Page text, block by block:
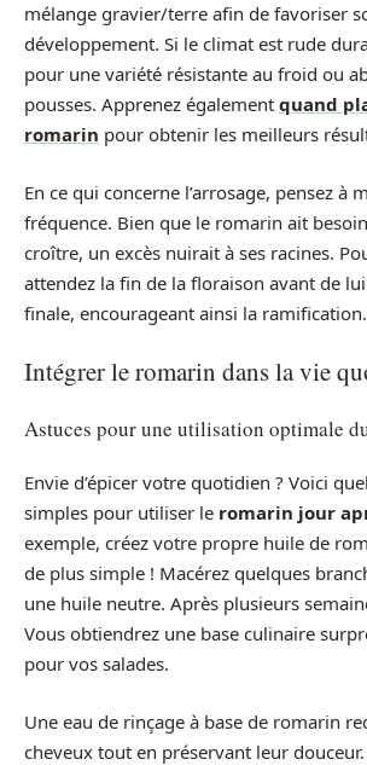
mélange gravier/terre afin de favoriser
développement. Si le climat est rude
pour une variété résistante au froid ou
pousses. Apprenez également quand
romarin pour obtenir les meilleurs
En ce qui concerne l’arrosage, pensez à
fréquence. Bien que le romarin ait
croître, un excès nuirait à ses racines.
attendez la fin de la floraison avant de
finale, encourageant ainsi la ramification.
Intégrer le romarin dans la vie
Astuces pour une utilisation optimale
Envie d’épicer votre quotidien ? Voici
simples pour utiliser le romarin jour
exemple, créez votre propre huile de
de plus simple ! Macérez quelques
une huile neutre. Après plusieurs
Vous obtiendrez une base culinaire
pour vos salades.
Une eau de rinçage à base de romarin
cheveux tout en préservant leur